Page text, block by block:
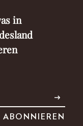
in